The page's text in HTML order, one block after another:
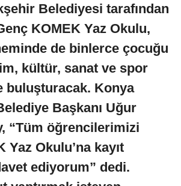
Belediyesi tarafından
KOMEK Yaz Okulu,
de binlerce çocuğu
kültür, sanat ve spor
buluşturacak. Konya
Başkanı Uğur
“Tüm öğrencilerimizi
Yaz Okulu’na kayıt
ediyorum” dedi.